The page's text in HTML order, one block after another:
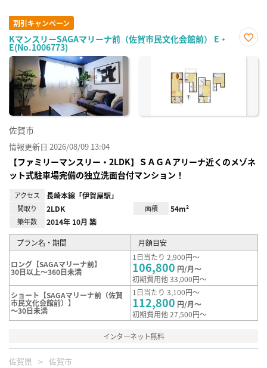
割引キャンペーン
KマンスリーSAGAマリーナ前（佐賀市民文化会館前） E・
E(No.1006773)
に入
佐賀市
情報更新日 2026/08/09 13:04
【ファミリーマンスリー・2LDK】ＳＡＧＡアリーナ近くのメゾネ
ット式駐車場完備の独立洗面台付マンション！
アクセス 長崎本線「伊賀屋駅」
間取り 2LDK 面積 54m²
築年数 2014年 10月 築
プラン名・期間 月額目安
ロング【SAGAマリーナ前】
30日以上～360日未満
1日当たり 2,900円～
106,800 円/月～
初期費用他 33,000円～
ショート【SAGAマリーナ前（佐賀
市民文化会館前）】
～30日未満
1日当たり 3,100円～
112,800 円/月～
初期費用他 27,500円～
インターネット無料
佐賀県 佐賀市